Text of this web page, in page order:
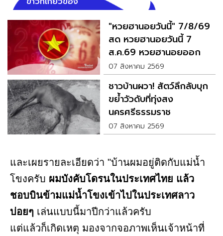
"หวยฮานอยวันนี้" 7/8/69
สด หวยฮานอยวันนี้ 7
ส.ค.69 หวยฮานอยออก
อะไร
07 สิงหาคม 2569
ชาวบ้านผวา! สัตว์ลึกลับบุก
ขย้ำวัวดับที่ทุ่งสง
นครศรีธรรมราช
07 สิงหาคม 2569
และเผยรายละเอียดว่า "บ้านผมอยู่ติดกับแม่น้ำ
โขงครับ ผมบังคับโดรนในประเทศไทย แล้ว
ชอบบินข้ามแม่น้ำโขงเข้าไปในประเทศลาว
บ่อยๆ เล่นแบบนี้มาปีกว่าแล้วครับ
แต่แล้วก็เกิดเหตุ มองจากจอภาพเห็นเจ้าหน้าที่